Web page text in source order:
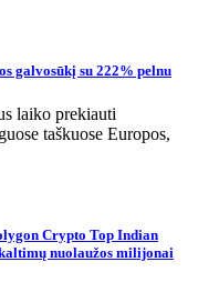
galvosūkį su 222% pelnu
laiko prekiauti
taškuose Europos,
Crypto Top Indian
nuolaužos milijonai